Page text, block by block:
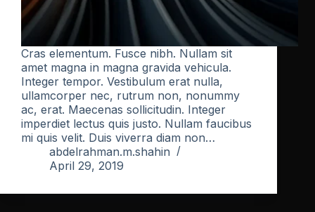
Cras elementum. Fusce nibh. Nullam sit
amet magna in magna gravida vehicula.
Integer tempor. Vestibulum erat nulla,
ullamcorper nec, rutrum non, nonummy
ac, erat. Maecenas sollicitudin. Integer
imperdiet lectus quis justo. Nullam faucibus
mi quis velit. Duis viverra diam non…
abdelrahman.m.shahin
April 29, 2019